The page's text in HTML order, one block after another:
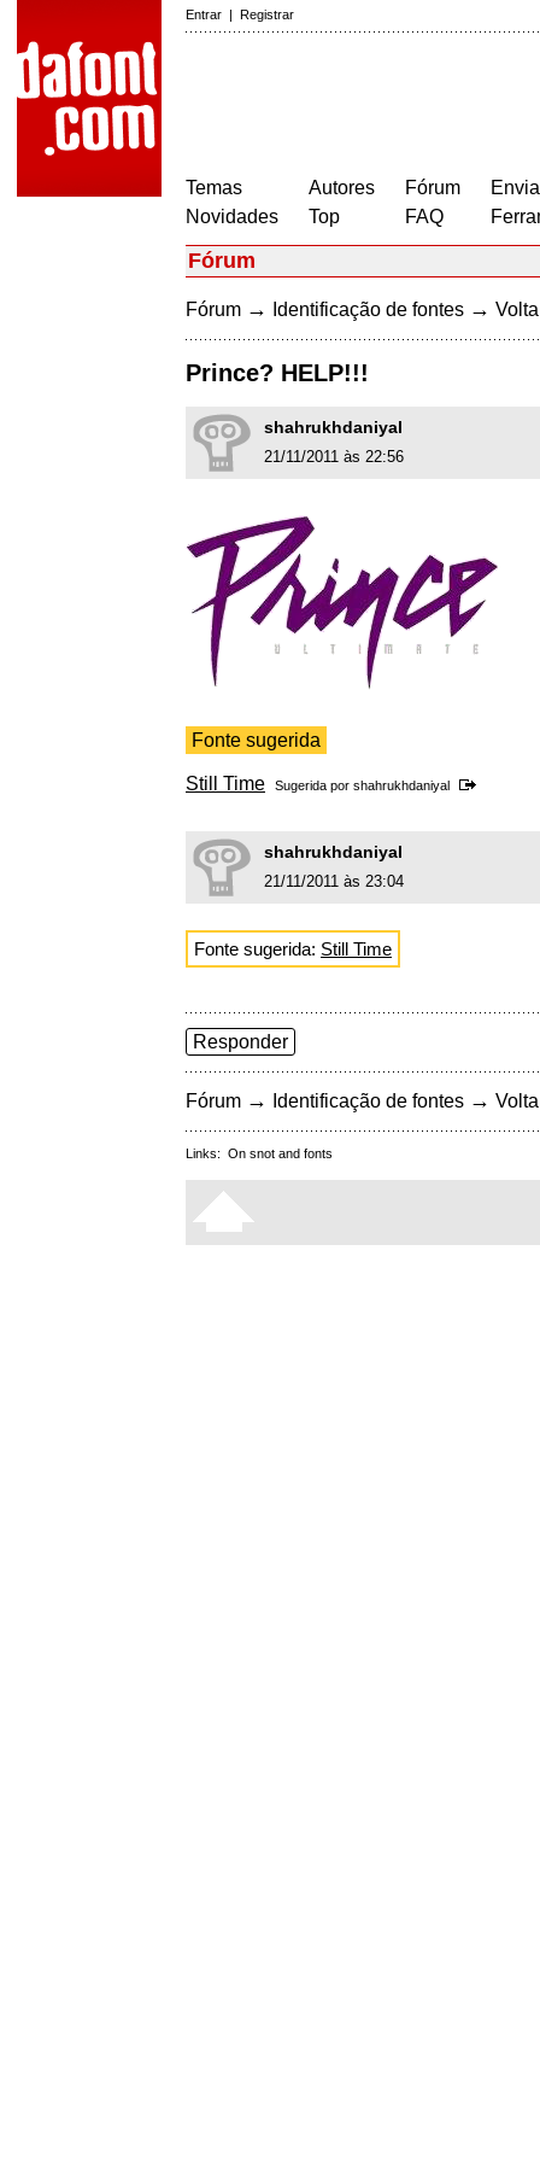
Entrar | Registrar
Temas
Novidades
Autores
Top
Fórum
FAQ
Fórum
Fórum → Identificação de fontes →
Prince? HELP!!!
shahrukhdaniyal
21/11/2011 às 22:56
Fonte sugerida
Still Time Sugerida por shahrukhdaniyal
shahrukhdaniyal
21/11/2011 às 23:04
Fonte sugerida: Still Time
Responder
Fórum → Identificação de fontes →
Links: On snot and fonts